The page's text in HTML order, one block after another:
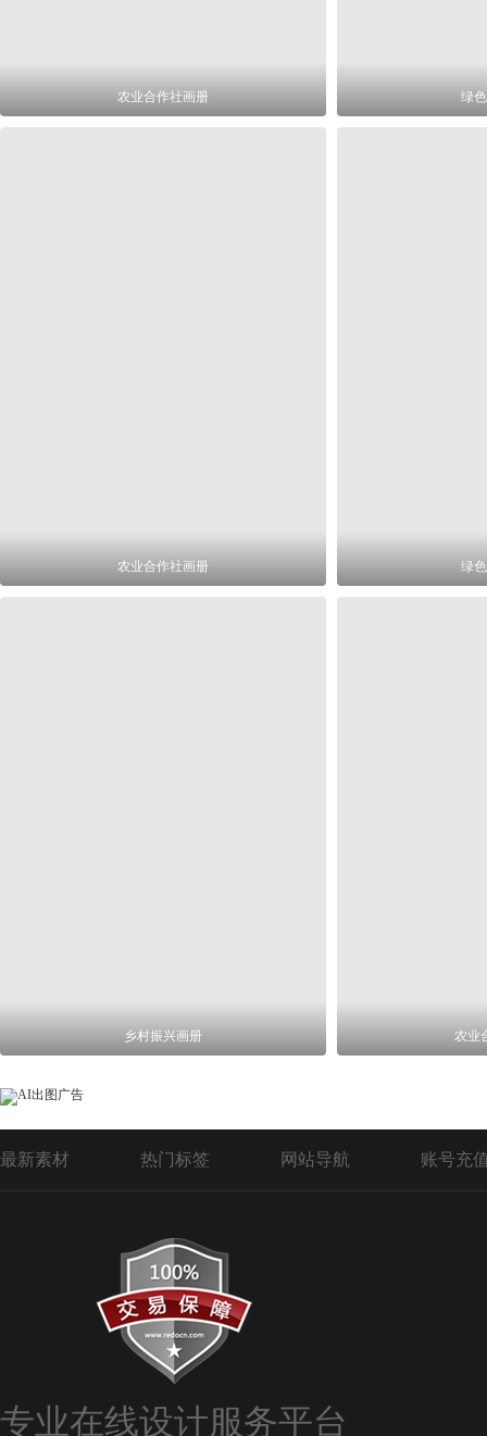
农业合作社画册 绿
农业合作社画册 绿
乡村振兴画册 农业
最新素材 热门标签 网站导航 账号充
专业在线设计服务平台